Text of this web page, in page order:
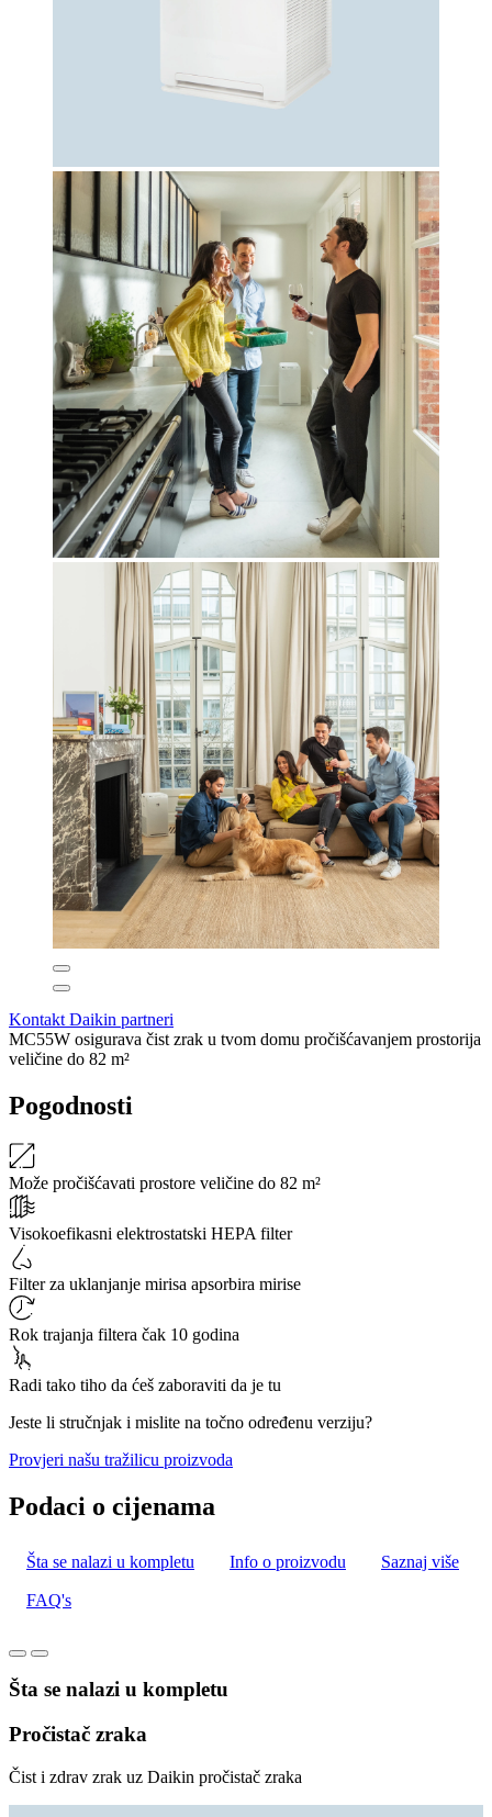
Kontakt Daikin partneri
MC55W osigurava čist zrak u tvom domu pročišćavanjem prostorija
veličine do 82 m²
Pogodnosti
Može pročišćavati prostore veličine do 82 m²
Visokoefikasni elektrostatski HEPA filter
Filter za uklanjanje mirisa apsorbira mirise
Rok trajanja filtera čak 10 godina
Radi tako tiho da ćeš zaboraviti da je tu
Jeste li stručnjak i mislite na točno određenu verziju?
Provjeri našu tražilicu proizvoda
Podaci o cijenama
Šta se nalazi u kompletu Info o proizvodu Saznaj više
FAQ's
Šta se nalazi u kompletu
Pročistač zraka
Čist i zdrav zrak uz Daikin pročistač zraka